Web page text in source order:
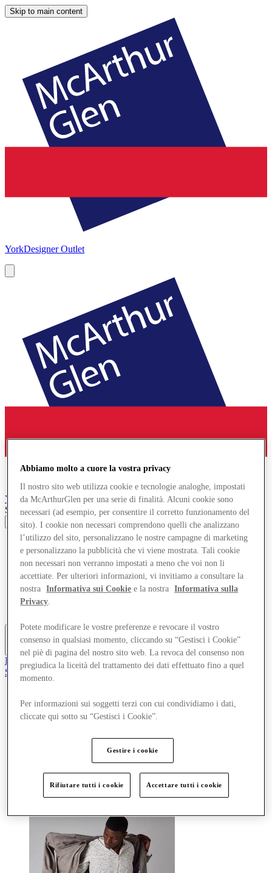
Skip to main content
YorkDesigner Outlet
YorkDesigner Outlet
Search input
Negozi
Offerte
Pianifica la tua visita
Cosa c'è in programma
Mangia e Bevi
Gift Card
Servizi
Il Club
Salvata
it
Negozi
Offerte
Cosa c'è in programma
Altro
Abbiamo molto a cuore la vostra privacy
Il nostro sito web utilizza cookie e tecnologie analoghe, impostati
da McArthurGlen per una serie di finalità. Alcuni cookie sono
necessari (ad esempio, per consentire il corretto funzionamento del
sito). I cookie non necessari comprendono quelli che analizzano
l’utilizzo del sito, personalizzano le nostre campagne di marketing
e personalizzano la pubblicità che vi viene mostrata. Tali cookie
non necessari non verranno impostati a meno che voi non li
accettiate. Per ulteriori informazioni, vi invitiamo a consultare la
nostra
Informativa sui Cookie e la nostra
Informativa sulla
Privacy.
Potete modificare le vostre preferenze e revocare il vostro
consenso in qualsiasi momento, cliccando su “Gestisci i Cookie”
nel piè di pagina del nostro sito web. La revoca del consenso non
pregiudica la liceità del trattamento dei dati effettuato fino a quel
momento.
Per informazioni sui soggetti terzi con cui condividiamo i dati,
cliccate qui sotto su “Gestisci i Cookie”.
Gestire i cookie
Rifiutare tutti i cookie Accettare tutti i cookie